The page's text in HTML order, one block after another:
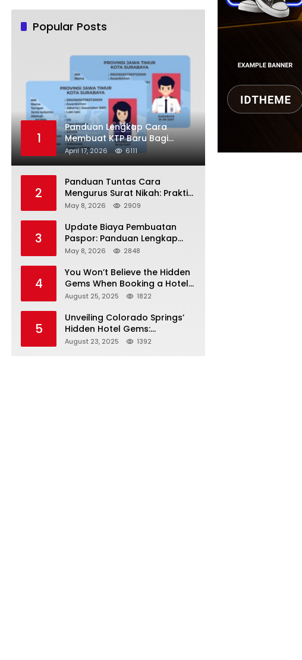
Popular Posts
1
Panduan Lengkap Cara
Membuat KTP Baru Bagi
Pemula Tahun 2026
April 17, 2026 6111
2
Panduan Tuntas Cara
Mengurus Surat Nikah: Praktis
dan Sah di Mata Hukum!
May 8, 2026 2909
3
Update Biaya Pembuatan
Paspor: Panduan Lengkap
Tarif Resmi Negara!
May 8, 2026 2848
4
You Won’t Believe the Hidden
Gems When Booking a Hotel
in Louisville KY—From Cheap
August 25, 2025 1822
5
Unveiling Colorado Springs’
Hidden Hotel Gems:
Affordable Stays, Luxury
August 23, 2025 1392